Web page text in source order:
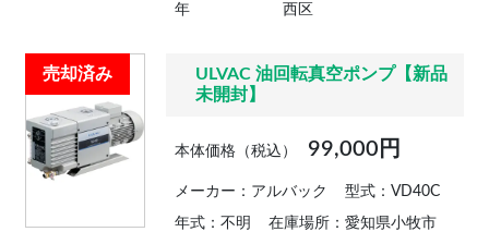
年
西区
売却済み
ULVAC 油回転真空ポンプ【新品
未開封】
本体価格（税込） 99,000円
メーカー：アルバック 型式：VD40C
年式：不明 在庫場所：愛知県小牧市